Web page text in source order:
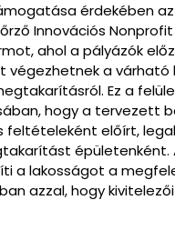
érdekében az
Innovációs
ahol a pályázók
végezhetnek a várható
Ez a
hogy a tervezett
előírt,
épületenként.
a lakosságot a
azzal, hogy